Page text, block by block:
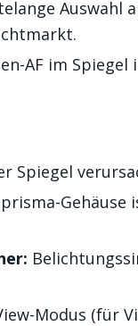
Auswahl
AF im
Spiegel
Gehäuse
Modus (für